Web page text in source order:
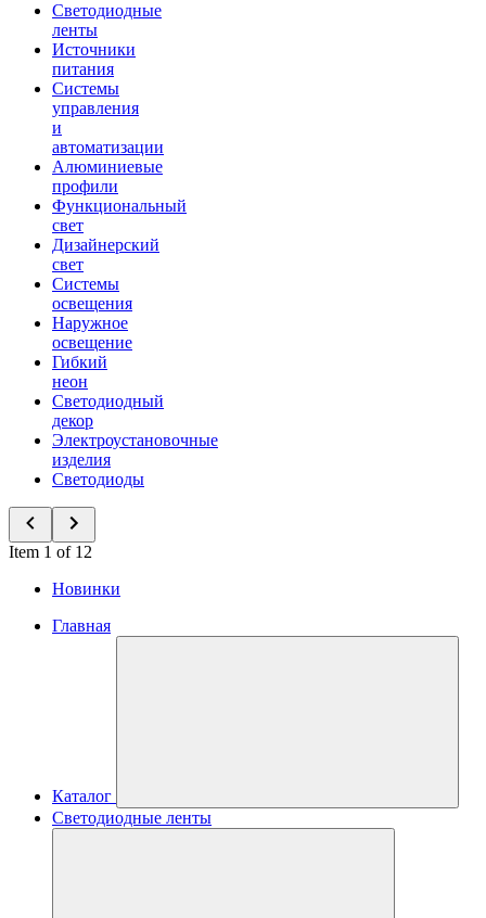
Светодиодные
ленты
Источники
питания
Системы
управления
и
автоматизации
Алюминиевые
профили
Функциональный
свет
Дизайнерский
свет
Системы
освещения
Наружное
освещение
Гибкий
неон
Светодиодный
декор
Электроустановочные
изделия
Светодиоды
Item 1 of 12
Новинки
Главная
Каталог
Светодиодные ленты